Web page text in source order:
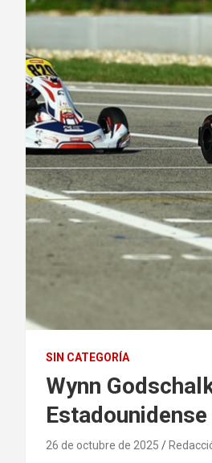
SIN CATEGORÍA
Wynn
Estadounidense
26 de octubre de 2025